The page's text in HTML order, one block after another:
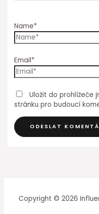
Name*
Email*
Uložit do prohlížeče
stránku pro budoucí
Copyright © 2026